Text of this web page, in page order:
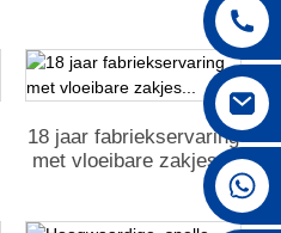
18 jaar fabriekservaring
met vloeibare zakjes...